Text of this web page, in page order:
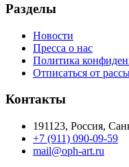
Разделы
Новости
Пресса о нас
Политика
Отписаться от
Контакты
191123, Россия,
+7 (911) 090-09-59
mail@oph-art.ru